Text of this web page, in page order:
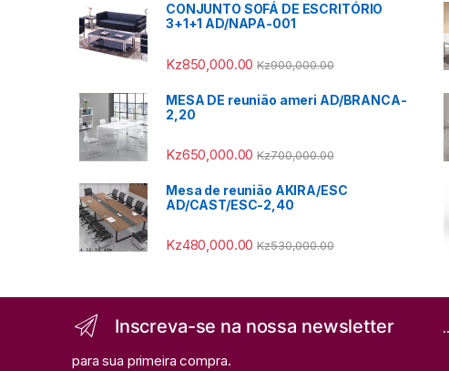
CONJUNTO SOFÁ DE ESCRITÓRIO
3+1+1 AD/NAPA-001
Kz850,000.00 Kz900,000.00
MESA DE reunião ameri AD/BRANCA-
2,20
Kz650,000.00 Kz700,000.00
Mesa de reunião AKIRA/ESC
AD/CAST/ESC-2,40
Kz480,000.00 Kz530,000.00
Inscreva-se na nossa newsletter
para sua primeira compra.